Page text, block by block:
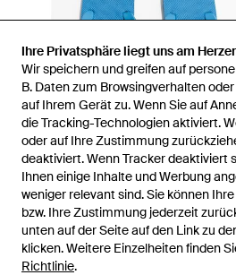
Ihre Privatsphäre liegt uns am
Wir speichern und greifen auf
B. Daten zum Browsingverhalten
auf Ihrem Gerät zu. Wenn Sie auf
die Tracking-Technologien aktiviert.
oder auf Ihre Zustimmung
deaktiviert. Wenn Tracker deaktiviert
Ihnen einige Inhalte und Werbung
weniger relevant sind. Sie können
bzw. Ihre Zustimmung jederzeit
unten auf der Seite auf den Link zu
klicken. Weitere Einzelheiten finden
Richtlinie.
1